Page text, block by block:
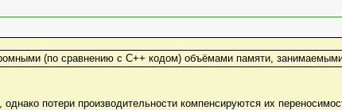
(по сравнению с C++ кодом) объёмами памяти,
потери производительности компенсируются их